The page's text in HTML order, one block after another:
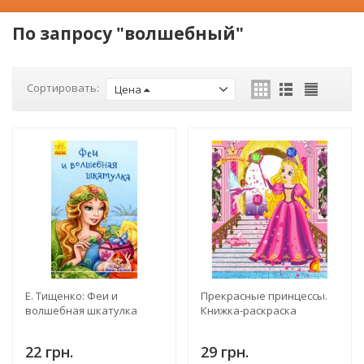
По запросу "волшебный"
Сортировать: Цена
Е. Тищенко: Феи и
волшебная шкатулка
22 грн.
Прекрасные принцессы.
Книжка-раскраска
29 грн.